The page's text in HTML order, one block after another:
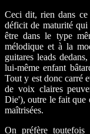
Ceci dit, rien dans ce
déficit de maturité qui
être dans le type
mélodique et à la
guitares leads
lui-même enfant
Tout y est donc carré
de voix claires
Die'), outre le fait que
maîtrisées.
On préfère